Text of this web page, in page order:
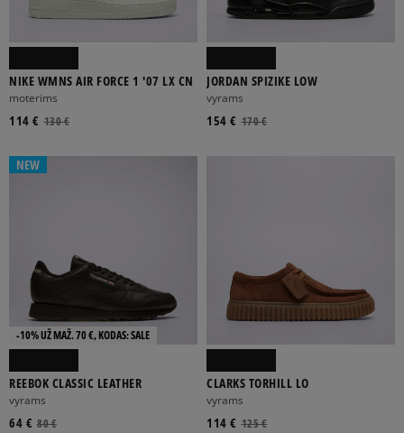
Rodyti daugiau
ADIDAS BIRKENSTOCK CLARKS
BALTA
ATŽYMĖTI VISUS
NIKE WMNS AIR FORCE 1 '07 LX CN
moterims
130 €
114 €
JORDAN SPIZIKE LOW
vyrams
170 €
154 €
NEW
-10% UŽ MAŽ. 70 €, KODAS: SALE
REEBOK CLASSIC LEATHER
vyrams
80 €
64 €
CLARKS TORHILL LO
vyrams
125 €
114 €